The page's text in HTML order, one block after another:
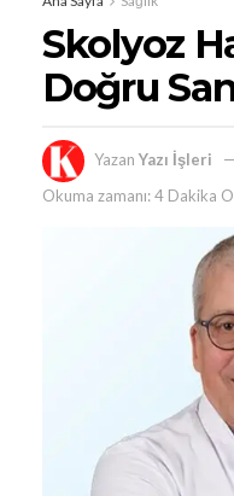
Skolyoz
Doğru
Yazan Yazı İşleri
Okuma zamanı: 4 Dakika